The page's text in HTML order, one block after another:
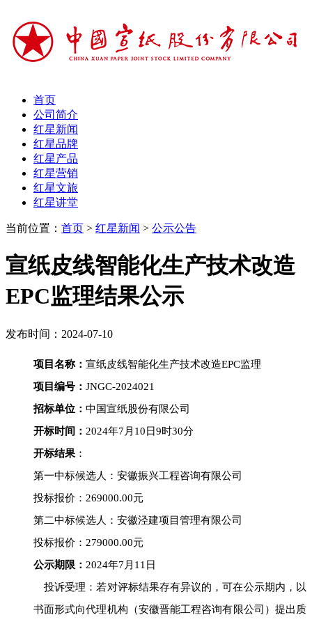
首页
公司简介
红星新闻
红星品牌
红星产品
红星营销
红星文旅
红星讲堂
当前位置： 首页 > 红星新闻 > 公示公告
宣纸皮线智能化生产技术改造
EPC监理结果公示
发布时间：2024-07-10
项目名称： 宣纸皮线智能化生产技术改造EPC监理
项目编号： JNGC-2024021
招标单位： 中国宣纸股份有限公司
开标时间： 2024年7 月 10 日9时30分
开标结果 ：
第一中标候选人：安徽振兴工程咨询有限公司
投标报价： 269000.00元
第二中标候选人：安徽泾建项目管理有限公司
投标报价： 279000.00元
公示期限： 2024年7 月 11 日
投诉受理：若对评标结果存有异议的，可在公示期内，以
书面形式向代理机构（安徽晋能工程咨询有限公司）提出质